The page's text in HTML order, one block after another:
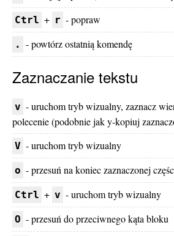
Ctrl + r - popraw
. - powtórz ostatnią komendę
Zaznaczanie tekstu
v - uruchom tryb wizualny, zaznacz
polecenie (podobnie jak y-kopiuj
V - uruchom tryb wizualny
o - przesuń na koniec zaznaczonej
Ctrl + v - uruchom tryb wizualny
O - przesuń do przeciwnego kąta bloku